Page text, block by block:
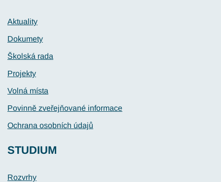
Aktuality
Dokumety
Školská rada
Projekty
Volná místa
Povinně zveřejňované informace
Ochrana osobních údajů
STUDIUM
Rozvrhy